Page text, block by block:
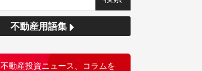
不動産用語集
不動産投資ニュース、コラムを